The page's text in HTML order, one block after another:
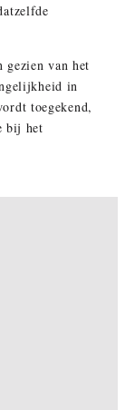
van het
in
toegekend,
bij het